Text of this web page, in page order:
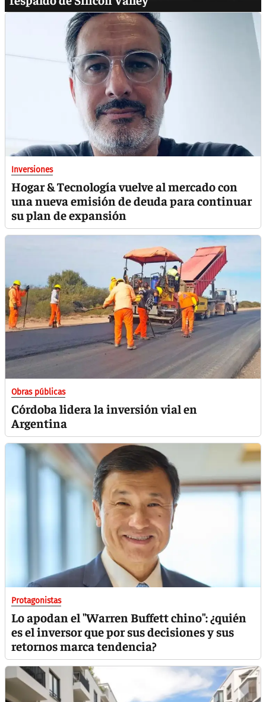
Inversiones
Hogar & Tecnología vuelve al mercado con
una nueva emisión de deuda para continuar
su plan de expansión
Obras públicas
Córdoba lidera la inversión vial en
Argentina
Protagonistas
Lo apodan el "Warren Buffett chino": ¿quién
es el inversor que por sus decisiones y sus
retornos marca tendencia?